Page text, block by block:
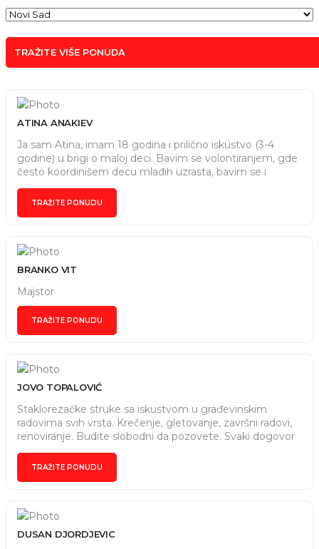
TRAŽITE VIŠE PONUDA
ATINA ANAKIEV
Ja sam Atina, imam 18 godina i prilično iskustvo (3-4
godine) u brigi o maloj deci. Bavim se volontiranjem, gde
često koordinišem decu mlađih uzrasta, bavim se i
glumom, te imam iskustva sa predstavama za decu i ono
najvažnije - volim decu i uživam u vremenu sa njima!
TRAŽITE PONUDU
BRANKO VIT
Majstor
TRAŽITE PONUDU
JOVO TOPALOVIĆ
Staklorezačke struke sa iskustvom u građevinskim
radovima svih vrsta. Krečenje, gletovanje, završni radovi,
renoviranje. Budite slobodni da pozovete. Svaki dogovor
ispoštovan maksimalno i u vidu sigurnosti stranaka
moguće sastavljanje ugovora. Nadamo se skoroj saradnji.
TRAŽITE PONUDU
DUSAN DJORDJEVIC